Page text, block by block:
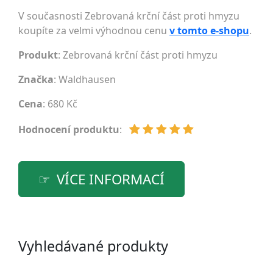
V současnosti Zebrovaná krční část proti hmyzu
koupíte za velmi výhodnou cenu v tomto e-shopu.
Produkt: Zebrovaná krční část proti hmyzu
Značka: Waldhausen
Cena: 680 Kč
Hodnocení produktu:
VÍCE INFORMACÍ
Vyhledávané produkty